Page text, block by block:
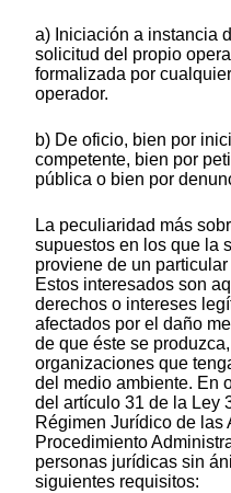
a) Iniciación a instancia
solicitud del propio
formalizada por
operador.
b) De oficio, bien por
competente, bien por
pública o bien por
La peculiaridad más
supuestos en los que la
proviene de un
Estos interesados son
derechos o intereses
afectados por el daño
de que éste se
organizaciones que
del medio ambiente. En
del artículo 31 de la Ley
Régimen Jurídico de las
Procedimiento
personas jurídicas sin
siguientes requisitos: